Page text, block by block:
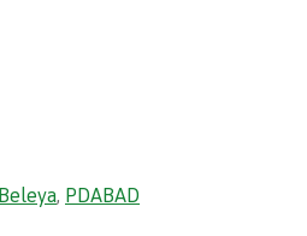
Beleya, PDABAD